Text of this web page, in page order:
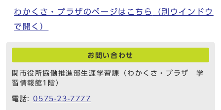
わかくさ・プラザのページはこちら
（別ウインドウ
で開く）
お問い合わせ
関市役所協働推進部生涯学習課（わかくさ・プラザ 学
習情報館1階）
電話:0575-23-7777